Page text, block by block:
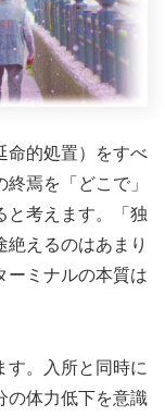
命的処置）をすべ
焉を「どこで」
と考えます。「独
絶えるのはあまり
ーミナルの本質は
す。入所と同時に
の体力低下を意識